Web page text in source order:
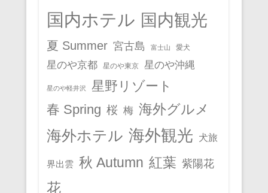
国内ホテル 国内観光
夏 Summer 宮古島 富士山 愛犬
星のや京都 星のや東京 星のや沖縄
星のや軽井沢
星野リゾート
春 Spring 桜 梅 海外グルメ
海外ホテル 海外観光 犬旅
界出雲 秋 Autumn 紅葉 紫陽花
花